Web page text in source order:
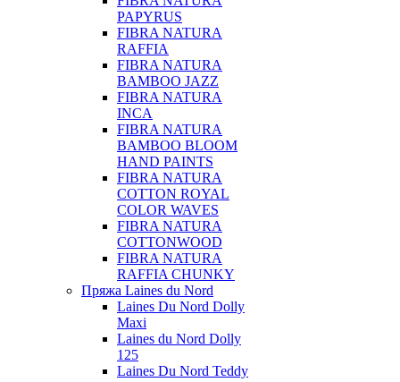
PAPYRUS
FIBRA NATURA
RAFFIA
FIBRA NATURA
BAMBOO JAZZ
FIBRA NATURA
INCA
FIBRA NATURA
BAMBOO BLOOM
HAND PAINTS
FIBRA NATURA
COTTON ROYAL
COLOR WAVES
FIBRA NATURA
COTTONWOOD
FIBRA NATURA
RAFFIA CHUNKY
Пряжа Laines du Nord
Laines Du Nord Dolly
Maxi
Laines du Nord Dolly
125
Laines Du Nord Teddy